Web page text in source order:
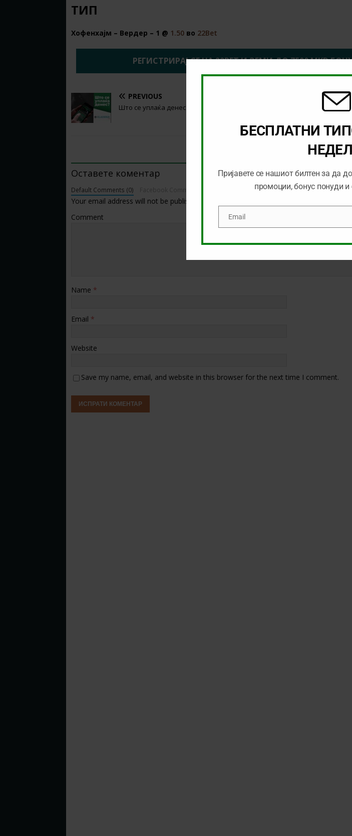
ТИП
Хофенхајм – Вердер – 1 @ 1.50 во 22Bet
РЕГИСТРИРАЈ СЕ НА 22BET И ЗЕМИ ДО 7500 MKD
PREVIOUS
Што се уплаќа денес? (09.05.2026) Натпревар со традиција
Оставете коментар
Default Comments (0)
Your email address will not be published.
Comment
Name *
Email *
Website
Save my name, email, and website in this browser for the next time I comment.
БЕСПЛАТНИ
Пријавете се нашиот билтен за да
промоции, бонус понуди и
EmailEmail